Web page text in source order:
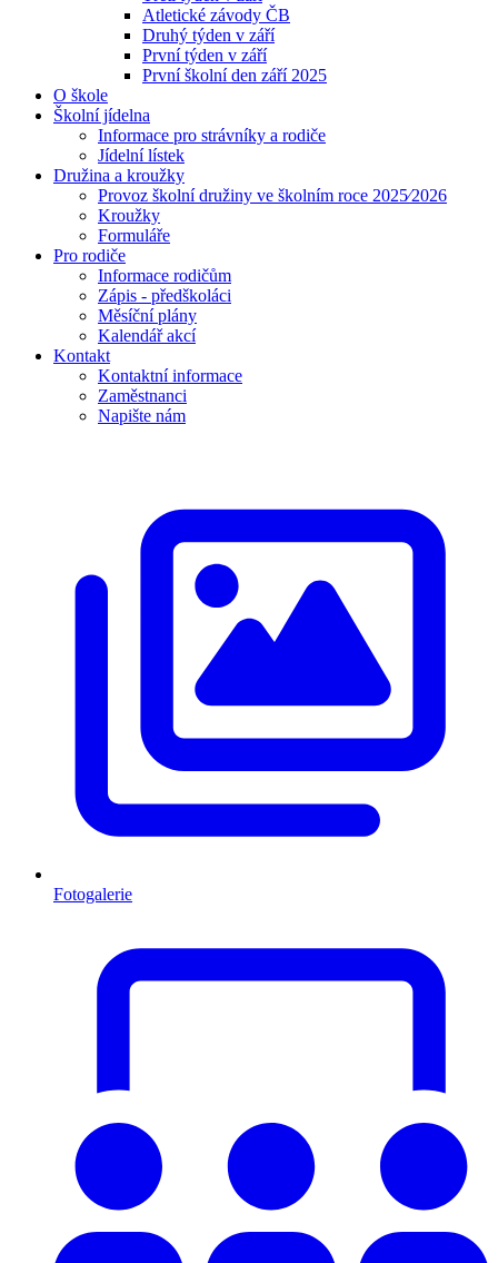
Atletické závody ČB
Druhý týden v září
První týden v září
První školní den září 2025
O škole
Školní jídelna
Informace pro strávníky a rodiče
Jídelní lístek
Družina a kroužky
Provoz školní družiny ve školním roce 2025⁄2026
Kroužky
Formuláře
Pro rodiče
Informace rodičům
Zápis - předškoláci
Měsíční plány
Kalendář akcí
Kontakt
Kontaktní informace
Zaměstnanci
Napište nám
Fotogalerie